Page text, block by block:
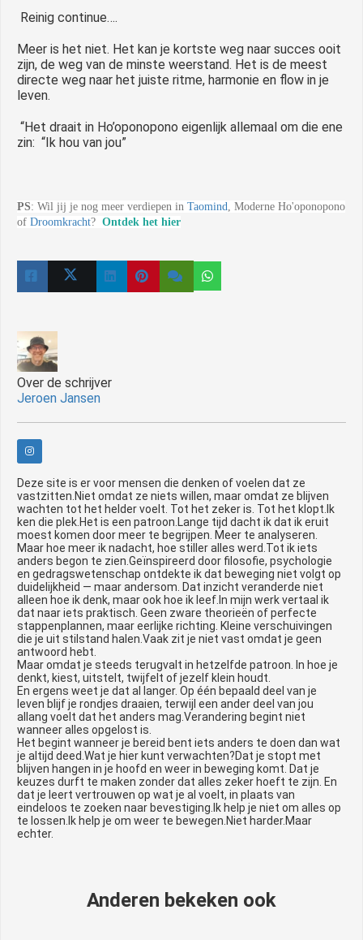
Reinig continue….
Meer is het niet. Het kan je kortste weg naar succes ooit
zijn, de weg van de minste weerstand. Het is de meest
directe weg naar het juiste ritme, harmonie en flow in je
leven.
“Het draait in Ho’oponopono eigenlijk allemaal om die ene
zin: “Ik hou van jou”
PS: Wil jij je nog meer verdiepen in Taomind , Moderne Ho'oponopono
of Droomkracht? Ontdek het hier
Over de schrijver
Jeroen Jansen
Deze site is er voor mensen die denken of voelen dat ze
vastzitten.Niet omdat ze niets willen, maar omdat ze blijven
wachten tot het helder voelt. Tot het zeker is. Tot het klopt.Ik
ken die plek.Het is een patroon.Lange tijd dacht ik dat ik eruit
moest komen door meer te begrijpen. Meer te analyseren.
Maar hoe meer ik nadacht, hoe stiller alles werd.Tot ik iets
anders begon te zien.Geïnspireerd door filosofie, psychologie
en gedragswetenschap ontdekte ik dat beweging niet volgt op
duidelijkheid — maar andersom. Dat inzicht veranderde niet
alleen hoe ik denk, maar ook hoe ik leef.In mijn werk vertaal ik
dat naar iets praktisch. Geen zware theorieën of perfecte
stappenplannen, maar eerlijke richting. Kleine verschuivingen
die je uit stilstand halen.Vaak zit je niet vast omdat je geen
antwoord hebt.
Maar omdat je steeds terugvalt in hetzelfde patroon. In hoe je
denkt, kiest, uitstelt, twijfelt of jezelf klein houdt.
En ergens weet je dat al langer. Op één bepaald deel van je
leven blijf je rondjes draaien, terwijl een ander deel van jou
allang voelt dat het anders mag.Verandering begint niet
wanneer alles opgelost is.
Het begint wanneer je bereid bent iets anders te doen dan wat
je altijd deed.Wat je hier kunt verwachten?Dat je stopt met
blijven hangen in je hoofd en weer in beweging komt. Dat je
keuzes durft te maken zonder dat alles zeker hoeft te zijn. En
dat je leert vertrouwen op wat je al voelt, in plaats van
eindeloos te zoeken naar bevestiging.Ik help je niet om alles op
te lossen.Ik help je om weer te bewegen.Niet harder.Maar
echter.
Anderen bekeken ook